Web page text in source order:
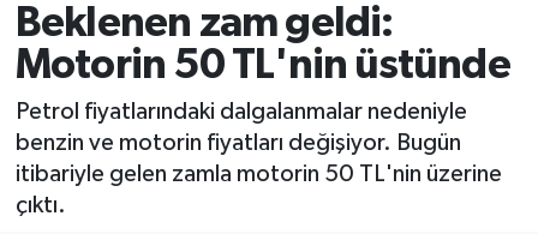
Beklenen zam geldi:
Motorin 50 TL'nin üstünde
Petrol fiyatlarındaki dalgalanmalar nedeniyle
benzin ve motorin fiyatları değişiyor. Bugün
itibariyle gelen zamla motorin 50 TL'nin üzerine
çıktı.